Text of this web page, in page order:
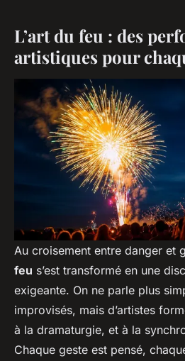
L’art du feu : des
artistiques pour
Au croisement entre danger et
feu s’est transformé en une
exigeante. On ne parle plus
improvisés, mais d’artistes
à la dramaturgie, et à la
Chaque geste est pensé,